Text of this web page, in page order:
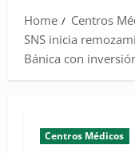
Home
Centros
SNS inicia
Bánica con
Centros Médicos